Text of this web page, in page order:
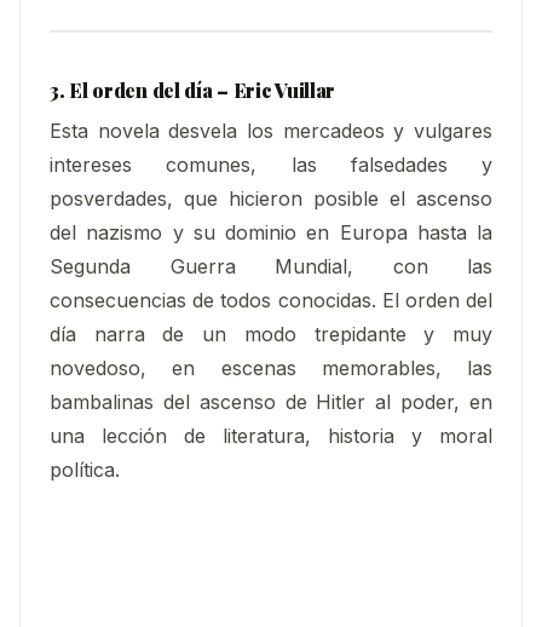
3. El orden del día – Eric Vuillar
Esta novela desvela los mercadeos y vulgares
intereses comunes, las falsedades y
posverdades, que hicieron posible el ascenso
del nazismo y su dominio en Europa hasta la
Segunda Guerra Mundial, con las
consecuencias de todos conocidas. El orden del
día narra de un modo trepidante y muy
novedoso, en escenas memorables, las
bambalinas del ascenso de Hitler al poder, en
una lección de literatura, historia y moral
política.